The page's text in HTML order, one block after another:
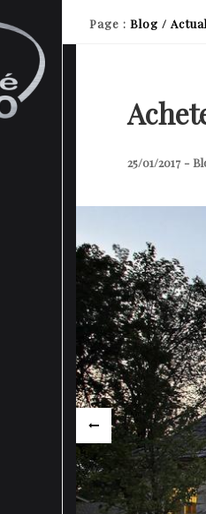
Page : Blog /
25/01/2017 -